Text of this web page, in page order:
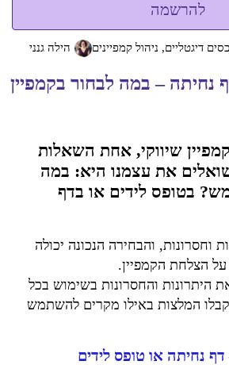
להרשמה
דיגטליים, ניהול קמפיינים הילה גנני
נחיתה – במה לבחור בקמפיין
שיווקי, אחת השאלות
את עצמנו היא: במה
בטופס לידים או בדף
וחסרונות, והבחירה הנכונה יכולה
הצלחת הקמפיין.
והחסרונות בשימוש בכל
המלצות באילו מקרים להשתמש
דף נחיתה או טופס לידים